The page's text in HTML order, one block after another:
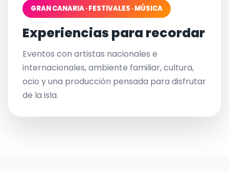
GRAN CANARIA · FESTIVALES · MÚSICA
Experiencias para recordar
Eventos con artistas nacionales e
internacionales, ambiente familiar, cultura,
ocio y una producción pensada para disfrutar
de la isla.